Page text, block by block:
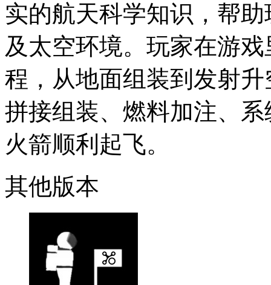
实的航天科学知识，帮
及太空环境。玩家在游
程，从地面组装到发射
拼接组装、燃料加注、
火箭顺利起飞。
其他版本